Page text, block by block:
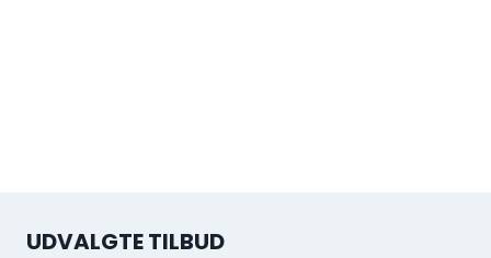
UDVALGTE TILBUD